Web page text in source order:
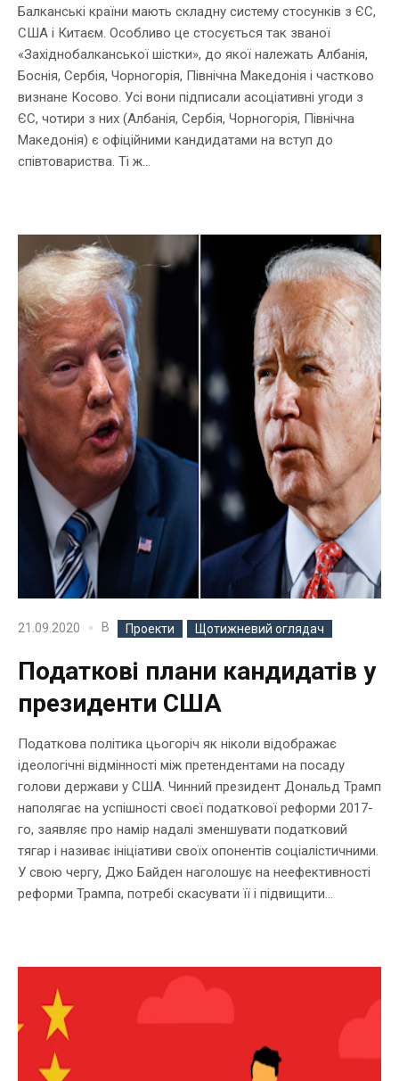
Балканські країни мають складну систему стосунків з ЄС,
США і Китаєм. Особливо це стосується так званої
«Західнобалканської шістки», до якої належать Албанія,
Боснія, Сербія, Чорногорія, Північна Македонія і частково
визнане Косово. Усі вони підписали асоціативні угоди з
ЄС, чотири з них (Албанія, Сербія, Чорногорія, Північна
Македонія) є офіційними кандидатами на вступ до
співтовариства. Ті ж...
21.09.2020 В Проекти Щотижневий оглядач
Податкові плани кандидатів у
президенти США
Податкова політика цьогоріч як ніколи відображає
ідеологічні відмінності між претендентами на посаду
голови держави у США. Чинний президент Дональд Трамп
наполягає на успішності своєї податкової реформи 2017-
го, заявляє про намір надалі зменшувати податковий
тягар і називає ініціативи своїх опонентів соціалістичними.
У свою чергу, Джо Байден наголошує на неефективності
реформи Трампа, потребі скасувати її і підвищити...